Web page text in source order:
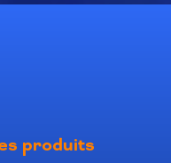
produits